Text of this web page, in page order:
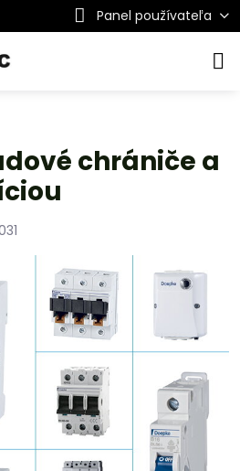
Panel používateľa
chrániče a